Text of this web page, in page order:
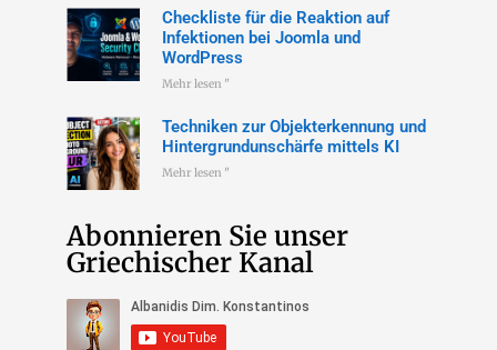
Checkliste für die Reaktion auf
Infektionen bei Joomla und
WordPress
Mehr lesen "
Techniken zur Objekterkennung und
Hintergrundunschärfe mittels KI
Mehr lesen "
Abonnieren Sie unser
Griechischer Kanal